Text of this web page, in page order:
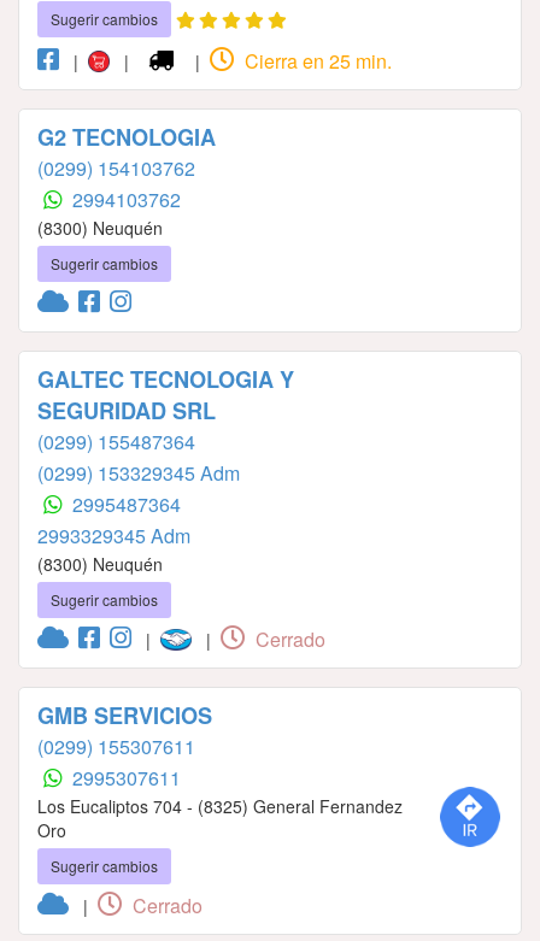
Sugerir cambios
| | | Cierra en 25 min.
G2 TECNOLOGIA
(0299) 154103762
2994103762
(8300) Neuquén
Sugerir cambios
GALTEC TECNOLOGIA Y
SEGURIDAD SRL
(0299) 155487364
(0299) 153329345 Adm
2995487364
2993329345 Adm
(8300) Neuquén
Sugerir cambios
| | Cerrado
GMB SERVICIOS
(0299) 155307611
2995307611
Los Eucaliptos 704 - (8325) General Fernandez
Oro
Sugerir cambios
| Cerrado